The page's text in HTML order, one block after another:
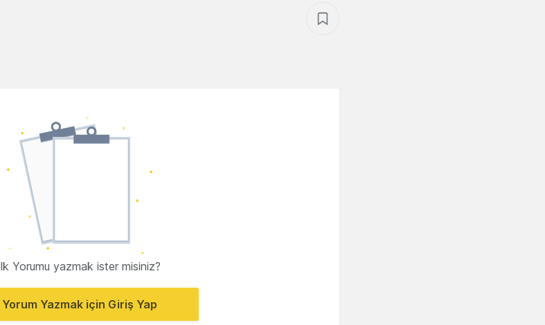
Yorumu yazmak ister misiniz?
Yorum Yazmak için Giriş Yap